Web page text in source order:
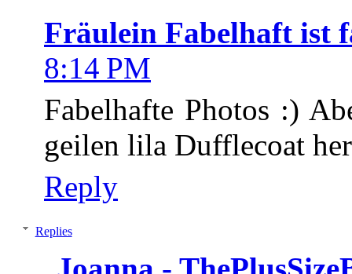
Fräulein Fabelhaft ist
8:14 PM
Fabelhafte Photos :)
geilen lila Dufflecoat
Reply
Replies